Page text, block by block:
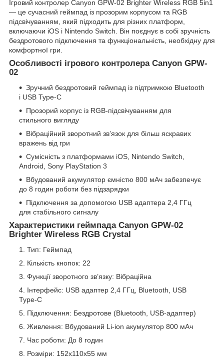
Ігровий контролер Canyon GPW-02 Brighter Wireless RGB 5in1
— це сучасний геймпад із прозорим корпусом та RGB
підсвічуванням, який підходить для різних платформ,
включаючи iOS і Nintendo Switch. Він поєднує в собі зручність
бездротового підключення та функціональність, необхідну для
комфортної гри.
Особливості ігрового контролера Canyon GPW-
02
Зручний бездротовий геймпад із підтримкою Bluetooth
і USB Type-C
Прозорий корпус із RGB-підсвічуванням для
стильного вигляду
Вібраційний зворотний зв’язок для більш яскравих
вражень від гри
Сумісність з платформами iOS, Nintendo Switch,
Android, Sony PlayStation 3
Вбудований акумулятор ємністю 800 мАч забезпечує
до 8 годин роботи без підзарядки
Підключення за допомогою USB адаптера 2,4 ГГц
для стабільного сигналу
Характеристики геймпада Canyon GPW-02
Brighter Wireless RGB Crystal
Тип: Геймпад
Кількість кнопок: 22
Функції зворотного зв’язку: Вібраційна
Інтерфейс: USB адаптер 2,4 ГГц, Bluetooth, USB
Type-C
Підключення: Бездротове (Bluetooth, USB-адаптер)
Живлення: Вбудований Li-ion акумулятор 800 мАч
Час роботи: До 8 годин
Розміри: 152х110х55 мм